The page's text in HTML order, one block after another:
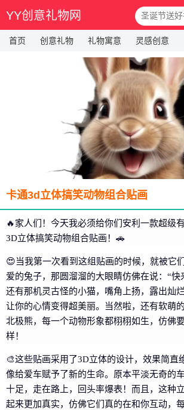
YY创意礼物网
首页 创意礼物 礼物寓意 灵感创意
卡通3d立体搞笑动物组合贴画
🔥家人们！今天我必须给你们安利一款超
3D立体搞笑动物组合贴画！🚗
😍当我第一次看到这组贴画的时候，就被它
爱的兔子，那圆溜溜的大眼睛仿佛在说：“快
还有那机灵古怪的小猫，嘴角上扬，露出灿
让你的心情变得超美丽。当然啦，还有软萌
北极熊，每一个动物形象都栩栩如生，仿佛
样！
🎨这些贴画采用了3D立体的设计，效果简直
像给爱车赋予了新的生命。原本平淡无奇的
十足，走在路上，回头率爆表！而且，这种
起来更加真实，仿佛它们真的在和你互动，